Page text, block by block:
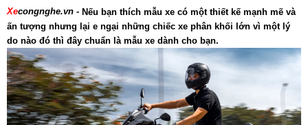
Xecongnghe.vn - Nếu bạn thích mẫu xe có một thiết kế mạnh mẽ và
ấn tượng nhưng lại e ngại những chiếc xe phân khối lớn vì một lý
do nào đó thì đây chuẩn là mẫu xe dành cho bạn.